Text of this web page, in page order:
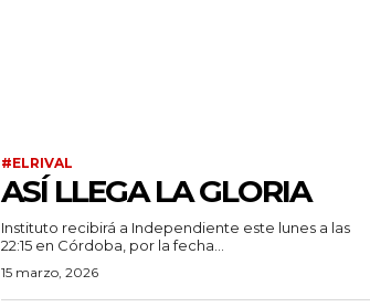
#ELRIVAL
ASÍ LLEGA LA GLORIA
Instituto recibirá a Independiente este lunes a las
22:15 en Córdoba, por la fecha...
15 marzo, 2026